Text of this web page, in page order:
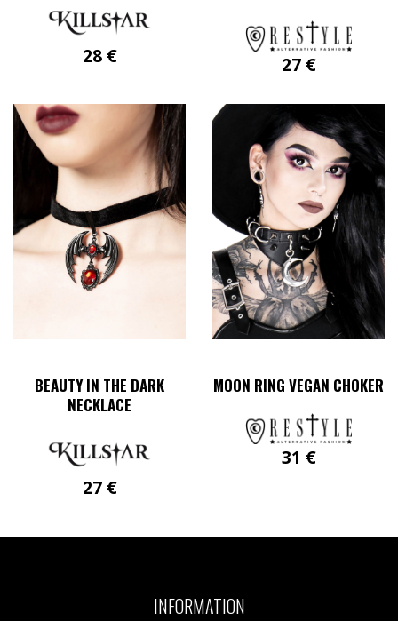
28 € 27 €
BEAUTY IN THE DARK
NECKLACE
27 €
MOON RING VEGAN CHOKER
31 €
INFORMATION